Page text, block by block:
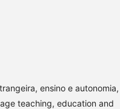
ensino e
teaching, education and